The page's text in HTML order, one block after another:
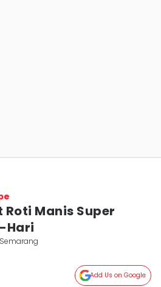
Manis Super
Hari
Add Us on Google